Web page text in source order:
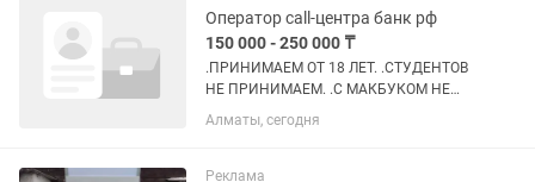
русским...
Оператор call-центра банк рф
150 000 - 250 000 ₸
.ПРИНИМАЕМ ОТ 18 ЛЕТ. .СТУДЕНТОВ
НЕ ПРИНИМАЕМ. .С МАКБУКОМ НЕ
ПРИНИМАЕМ. .ВИНДОВС ОТ 10 И
ВЫШЕ.. .СКОРОСТЬ ИНТЕРНЕТА ОТ 30-
СЕРЬЁЗНЫХ НЕ БЕСПОКОИТЬ.
Алматы, сегодня
Реклама